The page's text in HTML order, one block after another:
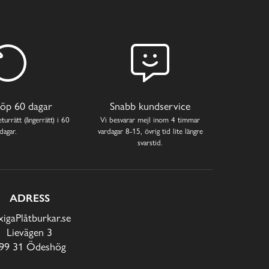
60 dagar
(ångerrätt) i 60
Snabb kundservice
Vi besvarar mejl inom 4 timmar
vardagar 8-15, övrig tid lite längre
svarstid.
ADRESS
Lievägen 3
31 Ödeshög